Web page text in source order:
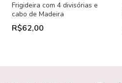
Frigideira com 4 divisórias e
cabo de Madeira
R$62,00